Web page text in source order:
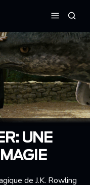
Menu
UNE
de J.K. Rowling